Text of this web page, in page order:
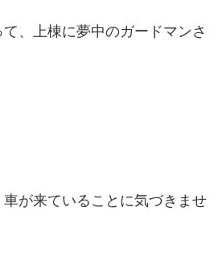
、上棟に夢中のガードマンさ
が来ていることに気づきませ